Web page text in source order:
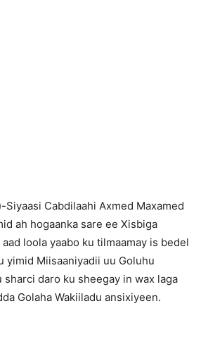
Siyaasi Cabdilaahi Axmed Maxamed
ah hogaanka sare ee Xisbiga
aad loola yaabo ku tilmaamay is bedel
yimid Miisaaniyadii uu Goluhu
sharci daro ku sheegay in wax laga
Golaha Wakiiladu ansixiyeen.